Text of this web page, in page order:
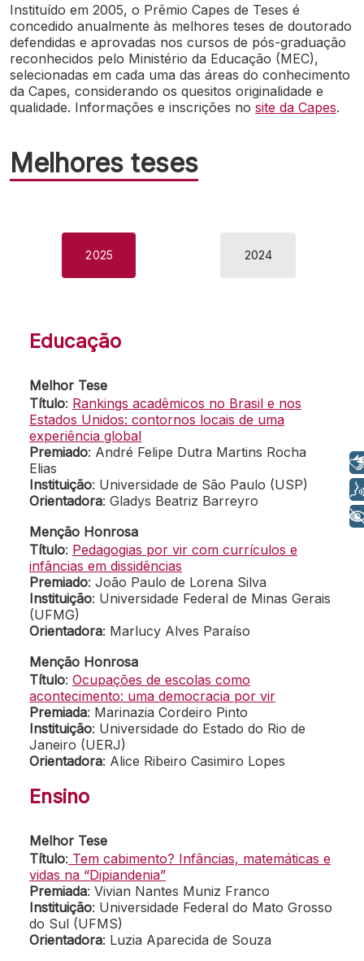
Instituído em 2005, o Prêmio Capes de Teses é
concedido anualmente às melhores teses de doutorado
defendidas e aprovadas nos cursos de pós-graduação
reconhecidos pelo Ministério da Educação (MEC),
selecionadas em cada uma das áreas do conhecimento
da Capes, considerando os quesitos originalidade e
qualidade. Informações e inscrições no site da Capes.
Melhores teses
2025 2024
Educação
Melhor Tese
Título: Rankings acadêmicos no Brasil e nos
Estados Unidos: contornos locais de uma
experiência global
Premiado: André Felipe Dutra Martins Rocha
Elias
Instituição: Universidade de São Paulo (USP)
Orientadora: Gladys Beatriz Barreyro
Menção Honrosa
Título: Pedagogias por vir com currículos e
infâncias em dissidências
Premiado: João Paulo de Lorena Silva
Instituição: Universidade Federal de Minas Gerais
(UFMG)
Orientadora: Marlucy Alves Paraíso
Menção Honrosa
Título: Ocupações de escolas como
acontecimento: uma democracia por vir
Premiada: Marinazia Cordeiro Pinto
Instituição: Universidade do Estado do Rio de
Janeiro (UERJ)
Orientadora: Alice Ribeiro Casimiro Lopes
Ensino
Melhor Tese
Título: Tem cabimento? Infâncias, matemáticas e
vidas na “Dipiandenia”
Premiada: Vivian Nantes Muniz Franco
Instituição: Universidade Federal do Mato Grosso
do Sul (UFMS)
Orientadora: Luzia Aparecida de Souza
Voz